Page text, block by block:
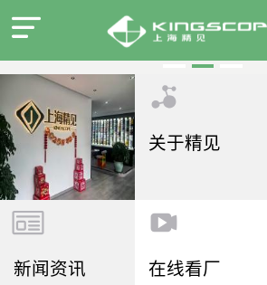
关于精见
新闻资讯 在线看厂